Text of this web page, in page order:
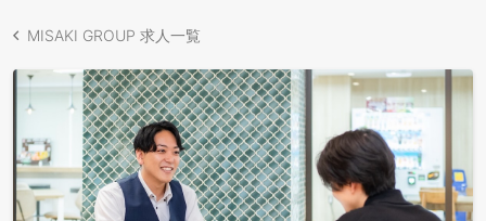
MISAKI GROUP 求人一覧